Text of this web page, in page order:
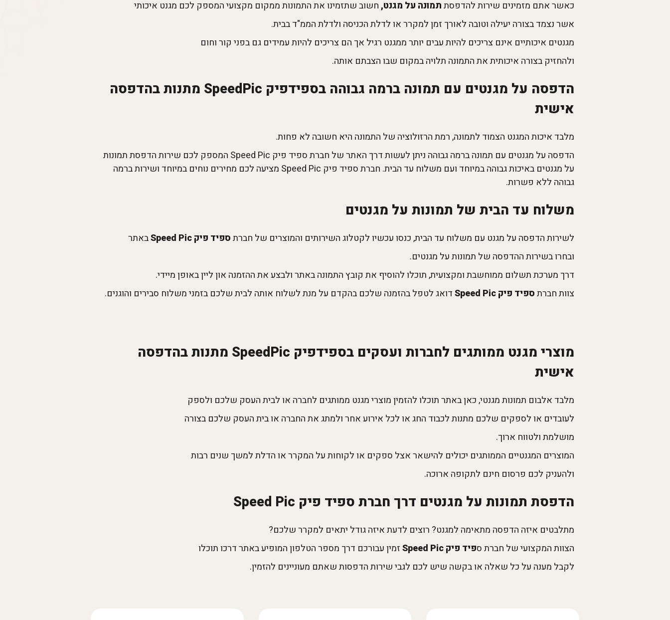
כאשר אתם מזמינים שירות להדפסתתמונה על מגנט,חשוב שתזמינו את התמונות ממקום מקצועי המספק לכם מגנט איכותי
אשר נצמד בצורה יעילה וטובה לאורך זמן למקרר או לדלת הכניסה ולדלת הממ"ד בבית.
מגנטים איכותיים אינם צריכים להיות עבים יותר ממגנט רגיל אך הם צריכים להיות עמידים גם בפני קור וחום
ולהחזיק בצורה איכותית את התמונה תלויה במקום שבו הצבתם אותה.
הדפסה על מגנטים עם תמונה ברמה גבוהה בספידפיק SpeedPic מתנות בהדפסה
אישית
מלבד איכות המגנט הצמוד לתמונה, רמת הרזולוציה של התמונה היא חשובה לא פחות.
הדפסה על מגנטים עם תמונה ברמה גבוהה ניתן לעשות דרך האתר של חברת ספיד פיק Speed Pic המספק לכם שירות הדפסת תמונות
על מגנטים באיכות גבוהה במיוחד ועם משלוח עד הבית. חברת ספיד פיק Speed Pic מציעה לכם מחירים נוחים במיוחד ושירות ברמה
גבוהה ללא פשרות.
משלוח עד הבית של תמונות על מגנטים
לשירות הדפסה על מגנט עם משלוח עד הבית, כנסו עכשיו לקטלוג השירותים והמוצרים של חברתספיד פיק Speed Pic
באתר
ובחרו בשירות ההדפסה של תמונות על מגנטים.
דרך מערכת תשלום ממוחשבת ומקצועית, תוכלו להוסיף את קובץ התמונה באתר ולבצע את ההזמנה און ליין באופן מיידי.
צוות חברתספיד פיק Speed Pic דואג לטפל בהזמנה שלכם בהקדם על מנת לשלוח אותה לבית שלכם בזמני משלוח סבירים והוגנים.
מוצרי מגנט ממותגים לחברות ועסקים בספידפיק SpeedPic מתנות בהדפסה
אישית
מלבד אלבום תמונות מגנטי, כאן באתר תוכלו להזמין מוצרי מגנט ממותגים לחברה או לבית העסק שלכם ולספק
לעובדים או לספקים שלכם מתנות לכבוד החג או לכל אירוע אחר ולמתג את החברה או בית העסק שלכם בצורה
מושלמת ולטווח ארוך.
המוצרים המגנטיים הממותגים יכולים להישאר אצל ספקים או לקוחות על המקרר או הדלת למשך שנים רבות
ולהעניק לכם פרסום חינם לתקופה ארוכה.
הדפסת תמונות על מגנטים דרך חברת ספיד פיק Speed Pic
מתלבטים איזה הדפסה מתאימה למגנט? רוצים לדעת איזה גודל יתאים למקרר שלכם?
הצוות המקצועי של חברת ספיד פיק Speed Pic
זמין עבורכם דרך מספר הטלפון המופיע באתר דרכו תוכלו
לקבל מענה על כל שאלה או בקשה שיש לכם לגבי שירות הדפסות שאתם מעוניינים להזמין.